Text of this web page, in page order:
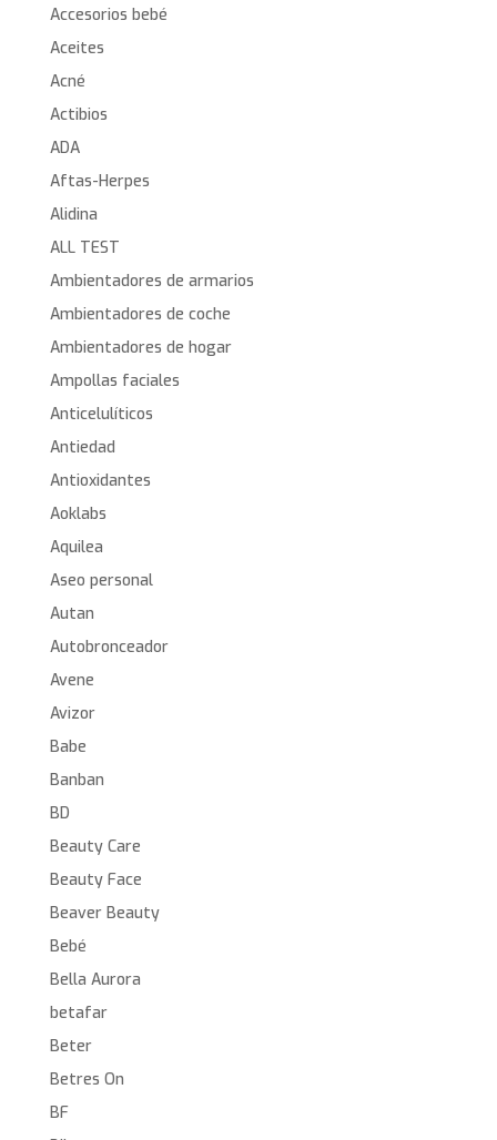
Accesorios bebé
Aceites
Acné
Actibios
ADA
Aftas-Herpes
Alidina
ALL TEST
Ambientadores de armarios
Ambientadores de coche
Ambientadores de hogar
Ampollas faciales
Anticelulíticos
Antiedad
Antioxidantes
Aoklabs
Aquilea
Aseo personal
Autan
Autobronceador
Avene
Avizor
Babe
Banban
BD
Beauty Care
Beauty Face
Beaver Beauty
Bebé
Bella Aurora
betafar
Beter
Betres On
BF